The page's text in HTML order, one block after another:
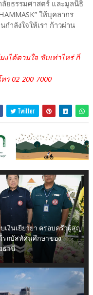
ยธรรมศาสตร์ และมูลนิธิ
ให้บุคลากร
ำลังใจให้เรา ก้าวผ่าน
งได้ตามใจ ขับเท่าไหร่ ก็
ร 02-200-7000
Twitter
เงินเยียวยา ครอบครัวผู้สูญ
รถบัสทัศนศึกษาของ
ธานี